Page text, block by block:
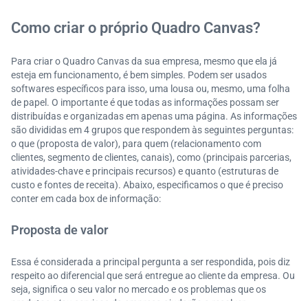
Como criar o próprio Quadro Canvas?
Para criar o Quadro Canvas da sua empresa, mesmo que ela já
esteja em funcionamento, é bem simples. Podem ser usados
softwares específicos para isso, uma lousa ou, mesmo, uma folha
de papel. O importante é que todas as informações possam ser
distribuídas e organizadas em apenas uma página. As informações
são divididas em 4 grupos que respondem às seguintes perguntas:
o que (proposta de valor), para quem (relacionamento com
clientes, segmento de clientes, canais), como (principais parcerias,
atividades-chave e principais recursos) e quanto (estruturas de
custo e fontes de receita). Abaixo, especificamos o que é preciso
conter em cada box de informação:
Proposta de valor
Essa é considerada a principal pergunta a ser respondida, pois diz
respeito ao diferencial que será entregue ao cliente da empresa. Ou
seja, significa o seu valor no mercado e os problemas que os